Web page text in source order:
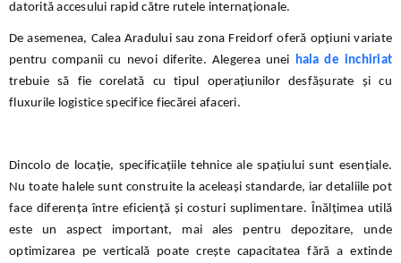
datorită accesului rapid către rutele internaționale.
De asemenea, Calea Aradului sau zona Freidorf oferă opțiuni variate
pentru companii cu nevoi diferite. Alegerea unei hala de inchiriat
trebuie să fie corelată cu tipul operațiunilor desfășurate și cu
fluxurile logistice specifice fiecărei afaceri.
Dincolo de locație, specificațiile tehnice ale spațiului sunt esențiale.
Nu toate halele sunt construite la aceleași standarde, iar detaliile pot
face diferența între eficiență și costuri suplimentare. Înălțimea utilă
este un aspect important, mai ales pentru depozitare, unde
optimizarea pe verticală poate crește capacitatea fără a extinde